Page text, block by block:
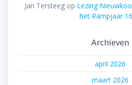
Jan Tersteeg op Lezing
het Rampjaar
Archieven
april 2026
maart 2026